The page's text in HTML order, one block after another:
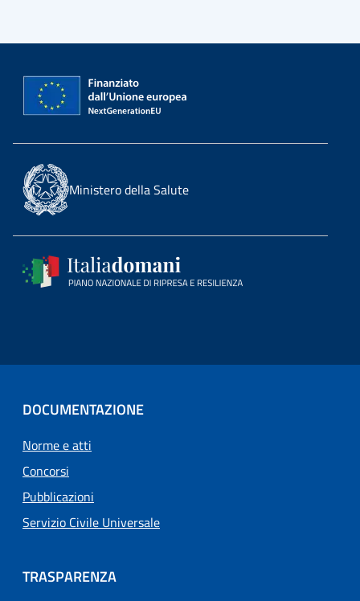
Ministero della Salute
DOCUMENTAZIONE
Norme e atti
Concorsi
Pubblicazioni
Servizio Civile Universale
TRASPARENZA